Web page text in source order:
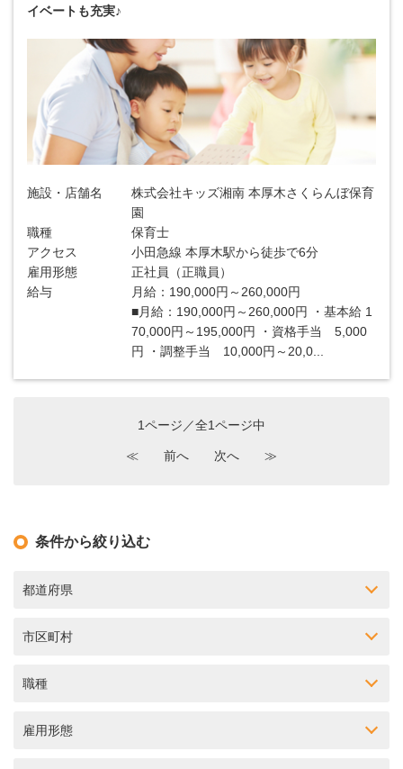
イベートも充実♪
施設・店舗名
株式会社キッズ湘南 本厚木さくらんぼ保育
園
職種
保育士
アクセス
小田急線 本厚木駅から徒歩で6分
雇用形態
正社員（正職員）
給与
月給：190,000円～260,000円
■月給：190,000円～260,000円 ・基本給 1
70,000円～195,000円 ・資格手当 5,000
円 ・調整手当 10,000円～20,0...
1ページ／全1ページ中
≪ 前へ 次へ ≫
条件から絞り込む
都道府県
市区町村
職種
雇用形態